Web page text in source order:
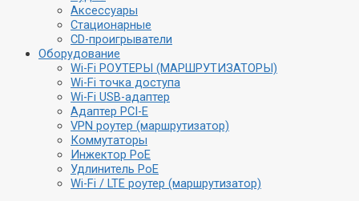
Аксессуары
Стационарные
CD-проигрыватели
Оборудование
Wi-Fi РОУТЕРЫ (МАРШРУТИЗАТОРЫ)
Wi-Fi точка доступа
Wi-Fi USB-адаптер
Адаптер PCI-E
VPN роутер (маршрутизатор)
Коммутаторы
Инжектор PoE
Удлинитель PoE
Wi-Fi / LTE роутер (маршрутизатор)